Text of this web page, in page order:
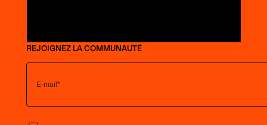
REJOIGNEZ LA COMMUNAUTÉ